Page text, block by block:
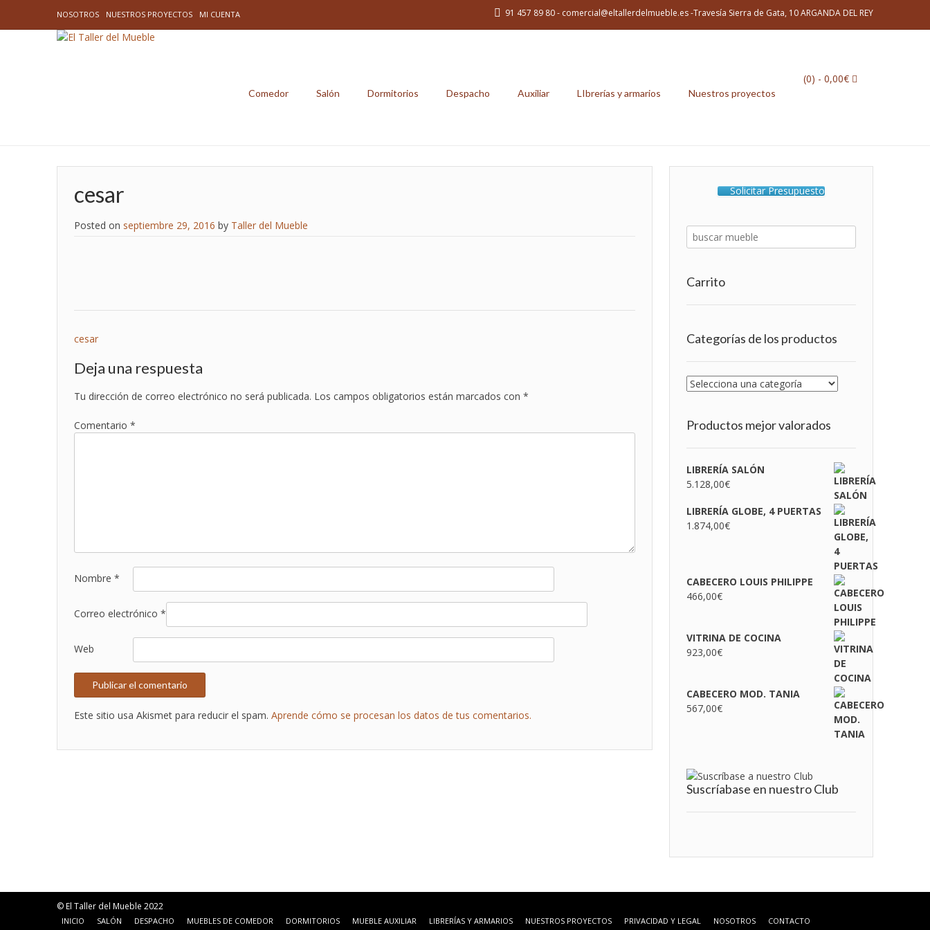
NOSOTROS NUESTROS PROYECTOS MI CUENTA 91 457 89 80 - comercial@eltallerdelmueble.es -Travesía Sierra de Gata, 10 ARGANDA DEL REY
(0) - 0,00€
Comedor Salón Dormitorios Despacho Auxiliar LIbrerías y armarios Nuestros proyectos
cesar
Posted on septiembre 29, 2016 by Taller del Mueble
Navegación
de
entradas
cesar
Deja una respuesta
Tu dirección de correo electrónico no será publicada. Los campos obligatorios están marcados con *
Comentario *
Nombre *
Correo electrónico *
Web
Este sitio usa Akismet para reducir el spam. Aprende cómo se procesan los datos de tus comentarios.
Solicitar Presupuesto
Carrito
Categorías de los productos
Productos mejor valorados
LIBRERÍA SALÓN
5.128,00€
LIBRERÍA GLOBE, 4 PUERTAS
1.874,00€
CABECERO LOUIS PHILIPPE
466,00€
VITRINA DE COCINA
923,00€
CABECERO MOD. TANIA
567,00€
Suscríabase en nuestro Club
© El Taller del Mueble 2022
INICIO SALÓN DESPACHO MUEBLES DE COMEDOR DORMITORIOS MUEBLE AUXILIAR LIBRERÍAS Y ARMARIOS NUESTROS PROYECTOS PRIVACIDAD Y LEGAL NOSOTROS CONTACTO